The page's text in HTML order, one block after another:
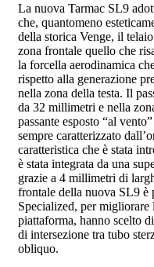
La nuova Tarmac SL9
che, quantomeno
della storica Venge, il
zona frontale quello che
la forcella aerodinamica
rispetto alla generazione
nella zona della testa. Il
da 32 millimetri e nella
passante esposto “al
sempre caratterizzato
caratteristica che è stata
è stata integrata da una
grazie a 4 millimetri di
frontale della nuova SL9 è
Specialized, per migliorare
piattaforma, hanno scelto
di intersezione tra tubo
obliquo.